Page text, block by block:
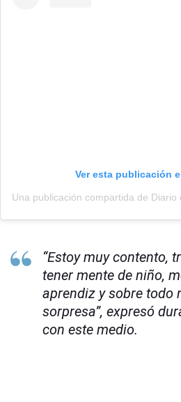
Ver esta publicación
“Estoy muy contento,
tener mente de niño,
aprendiz y sobre todo
sorpresa”, expresó
con este medio.